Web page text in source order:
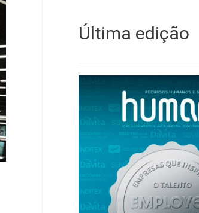
Última edição